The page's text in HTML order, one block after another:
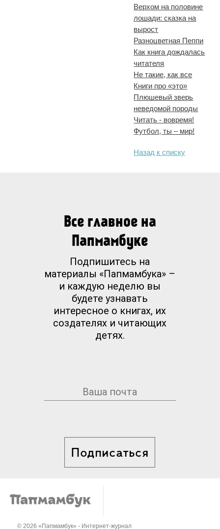
Верхом на половине
лошади: сказка на
вырост
Разноцветная Пеппи
Как книга дождалась
читателя
Не такие, как все
Книги про «это»
Плюшевый зверь
неведомой породы
Читать - вовремя!
Футбол, ты ‒ мир!
Назад к списку
Все главное на
Папмамбуке
Подпишитесь на
материалы «Папмамбука» –
и каждую неделю вы
будете узнавать
интересное о книгах, их
создателях и читающих
детях.
Подписаться
© 2026 «Папмамбук» - Интернет-журнал